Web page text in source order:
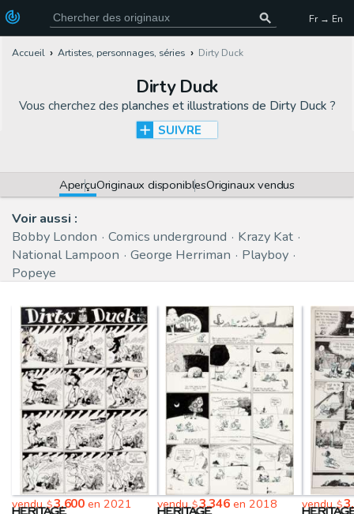
Fr → En
Accueil Artistes, personnages, séries Dirty Duck
Dirty Duck
Vous cherchez des planches et illustrations de Dirty Duck?
SUIVRE
AperçuOriginaux disponiblesOriginaux vendus
Voir aussi :
Bobby London
Comics underground
Krazy Kat
National Lampoon
George Herriman
Playboy
Popeye
vendu$3,600en 2021 vendu$3,346en 2018 vendu$